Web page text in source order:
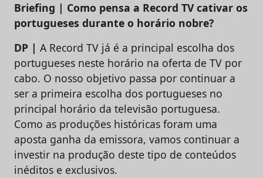
Briefing | Como pensa a Record TV cativar os
portugueses durante o horário nobre?
DP | A Record TV já é a principal escolha dos
portugueses neste horário na oferta de TV por
cabo. O nosso objetivo passa por continuar a
ser a primeira escolha dos portugueses no
principal horário da televisão portuguesa.
Como as produções históricas foram uma
aposta ganha da emissora, vamos continuar a
investir na produção deste tipo de conteúdos
inéditos e exclusivos.